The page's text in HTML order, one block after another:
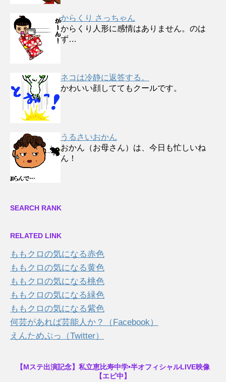
からくり さっちゃん
からくり人形に感情はありません。のは
ず…
ネコは冷静に返答する。
かわいい顔しててもクールです。
うるさいおかん
おかん（お母さん）は、今日も忙しいね
ん！
SEARCH RANK
RELATED LINK
ももクロの気になる赤色
ももクロの気になる黄色
ももクロの気になる桃色
ももクロの気になる緑色
ももクロの気になる紫色
何芸があれば芸能人か？（Facebook）
えんためぷっ（Twitter）
【Mステ出演記念】私立恵比寿中学•半オフィシャルLIVE映像
【エビ中】